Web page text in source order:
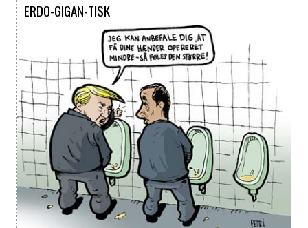
ERDO-GIGAN-TISK